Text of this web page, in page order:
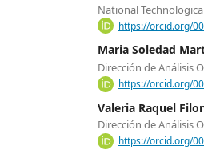
National
https://orcid.org/
Maria Soledad
Dirección de Análisis
https://orcid.org/
Valeria Raquel
Dirección de Análisis
https://orcid.org/